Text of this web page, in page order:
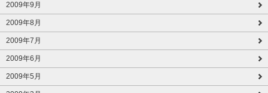
2009年9月
2009年8月
2009年7月
2009年6月
2009年5月